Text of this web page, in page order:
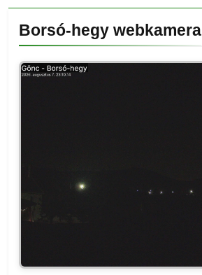
Borsó-hegy webkamera